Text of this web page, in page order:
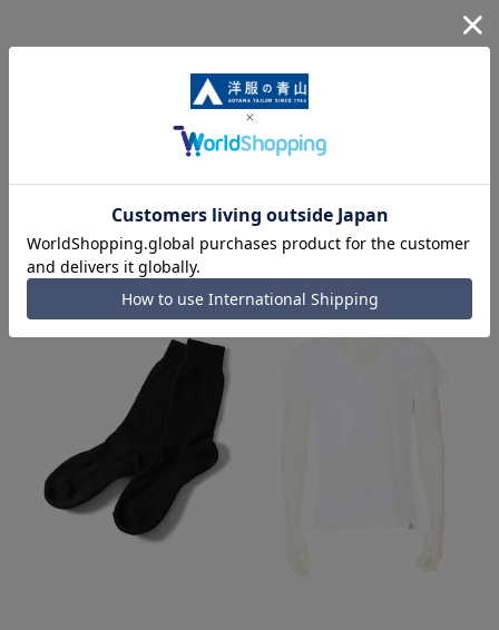
関連カテゴリから他の商品を探す
同シリーズアイテム・関連アイテム